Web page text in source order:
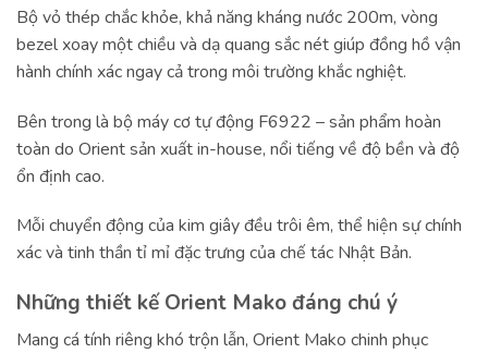
Bộ vỏ thép chắc khỏe, khả năng kháng nước 200m, vòng
bezel xoay một chiều và dạ quang sắc nét giúp đồng hồ vận
hành chính xác ngay cả trong môi trường khắc nghiệt.
Bên trong là bộ máy cơ tự động F6922 – sản phẩm hoàn
toàn do Orient sản xuất in-house, nổi tiếng về độ bền và độ
ổn định cao.
Mỗi chuyển động của kim giây đều trôi êm, thể hiện sự chính
xác và tinh thần tỉ mỉ đặc trưng của chế tác Nhật Bản.
Những thiết kế Orient Mako đáng chú ý
Mang cá tính riêng khó trộn lẫn, Orient Mako chinh phục